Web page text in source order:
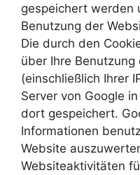
gespeichert werden
Benutzung der
Die durch den
über Ihre Benutzung
(einschließlich Ihrer
Server von Google
dort gespeichert.
Informationen
Website
Websiteaktivitäten